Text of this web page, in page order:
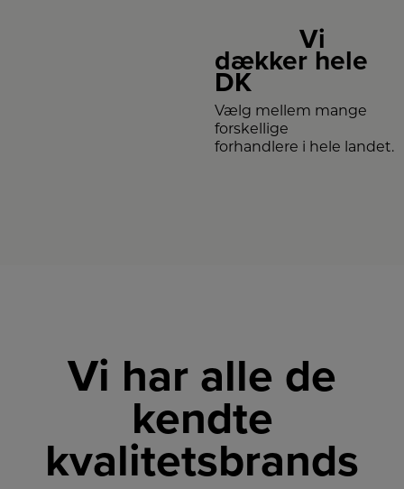
Vi
dækker hele
DK
Vælg mellem mange
forskellige
forhandlere i hele landet.
Vi har alle de
kendte
kvalitetsbrands